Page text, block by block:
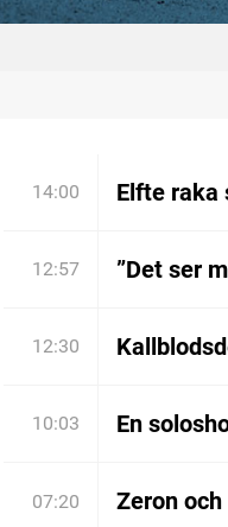
14:00 Elfte raka
12:57 ”Det ser
12:30
10:03 En
07:20 Zeron